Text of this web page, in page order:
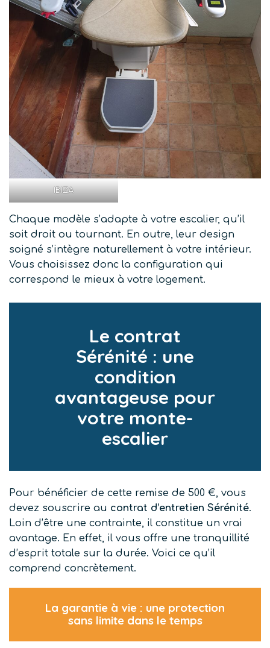
IBIZA
Chaque modèle s’adapte à votre escalier, qu’il
soit droit ou tournant. En outre, leur design
soigné s’intègre naturellement à votre intérieur.
Vous choisissez donc la configuration qui
correspond le mieux à votre logement.
Le contrat
Sérénité : une
condition
avantageuse pour
votre monte-
escalier
Pour bénéficier de cette remise de 500 €, vous
devez souscrire au contrat d’entretien Sérénité.
Loin d’être une contrainte, il constitue un vrai
avantage. En effet, il vous offre une tranquillité
d’esprit totale sur la durée. Voici ce qu’il
comprend concrètement.
La garantie à vie : une protection
sans limite dans le temps